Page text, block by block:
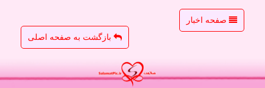
صفحه اخبار
بازگشت به صفحه اصلی